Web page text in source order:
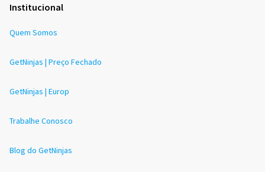
Institucional
Quem Somos
GetNinjas | Preço Fechado
GetNinjas | Europ
Trabalhe Conosco
Blog do GetNinjas